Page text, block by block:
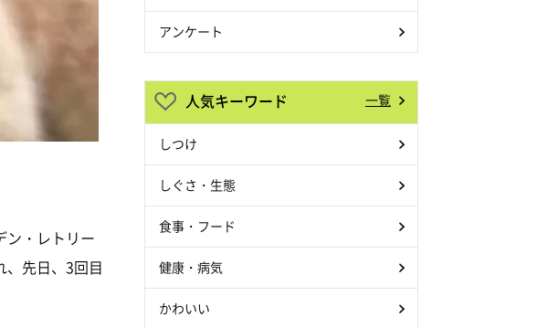
ン・レトリー
先日、3回目
アンケート
人気キーワード 一覧
しつけ
しぐさ・生態
食事・フード
健康・病気
かわいい